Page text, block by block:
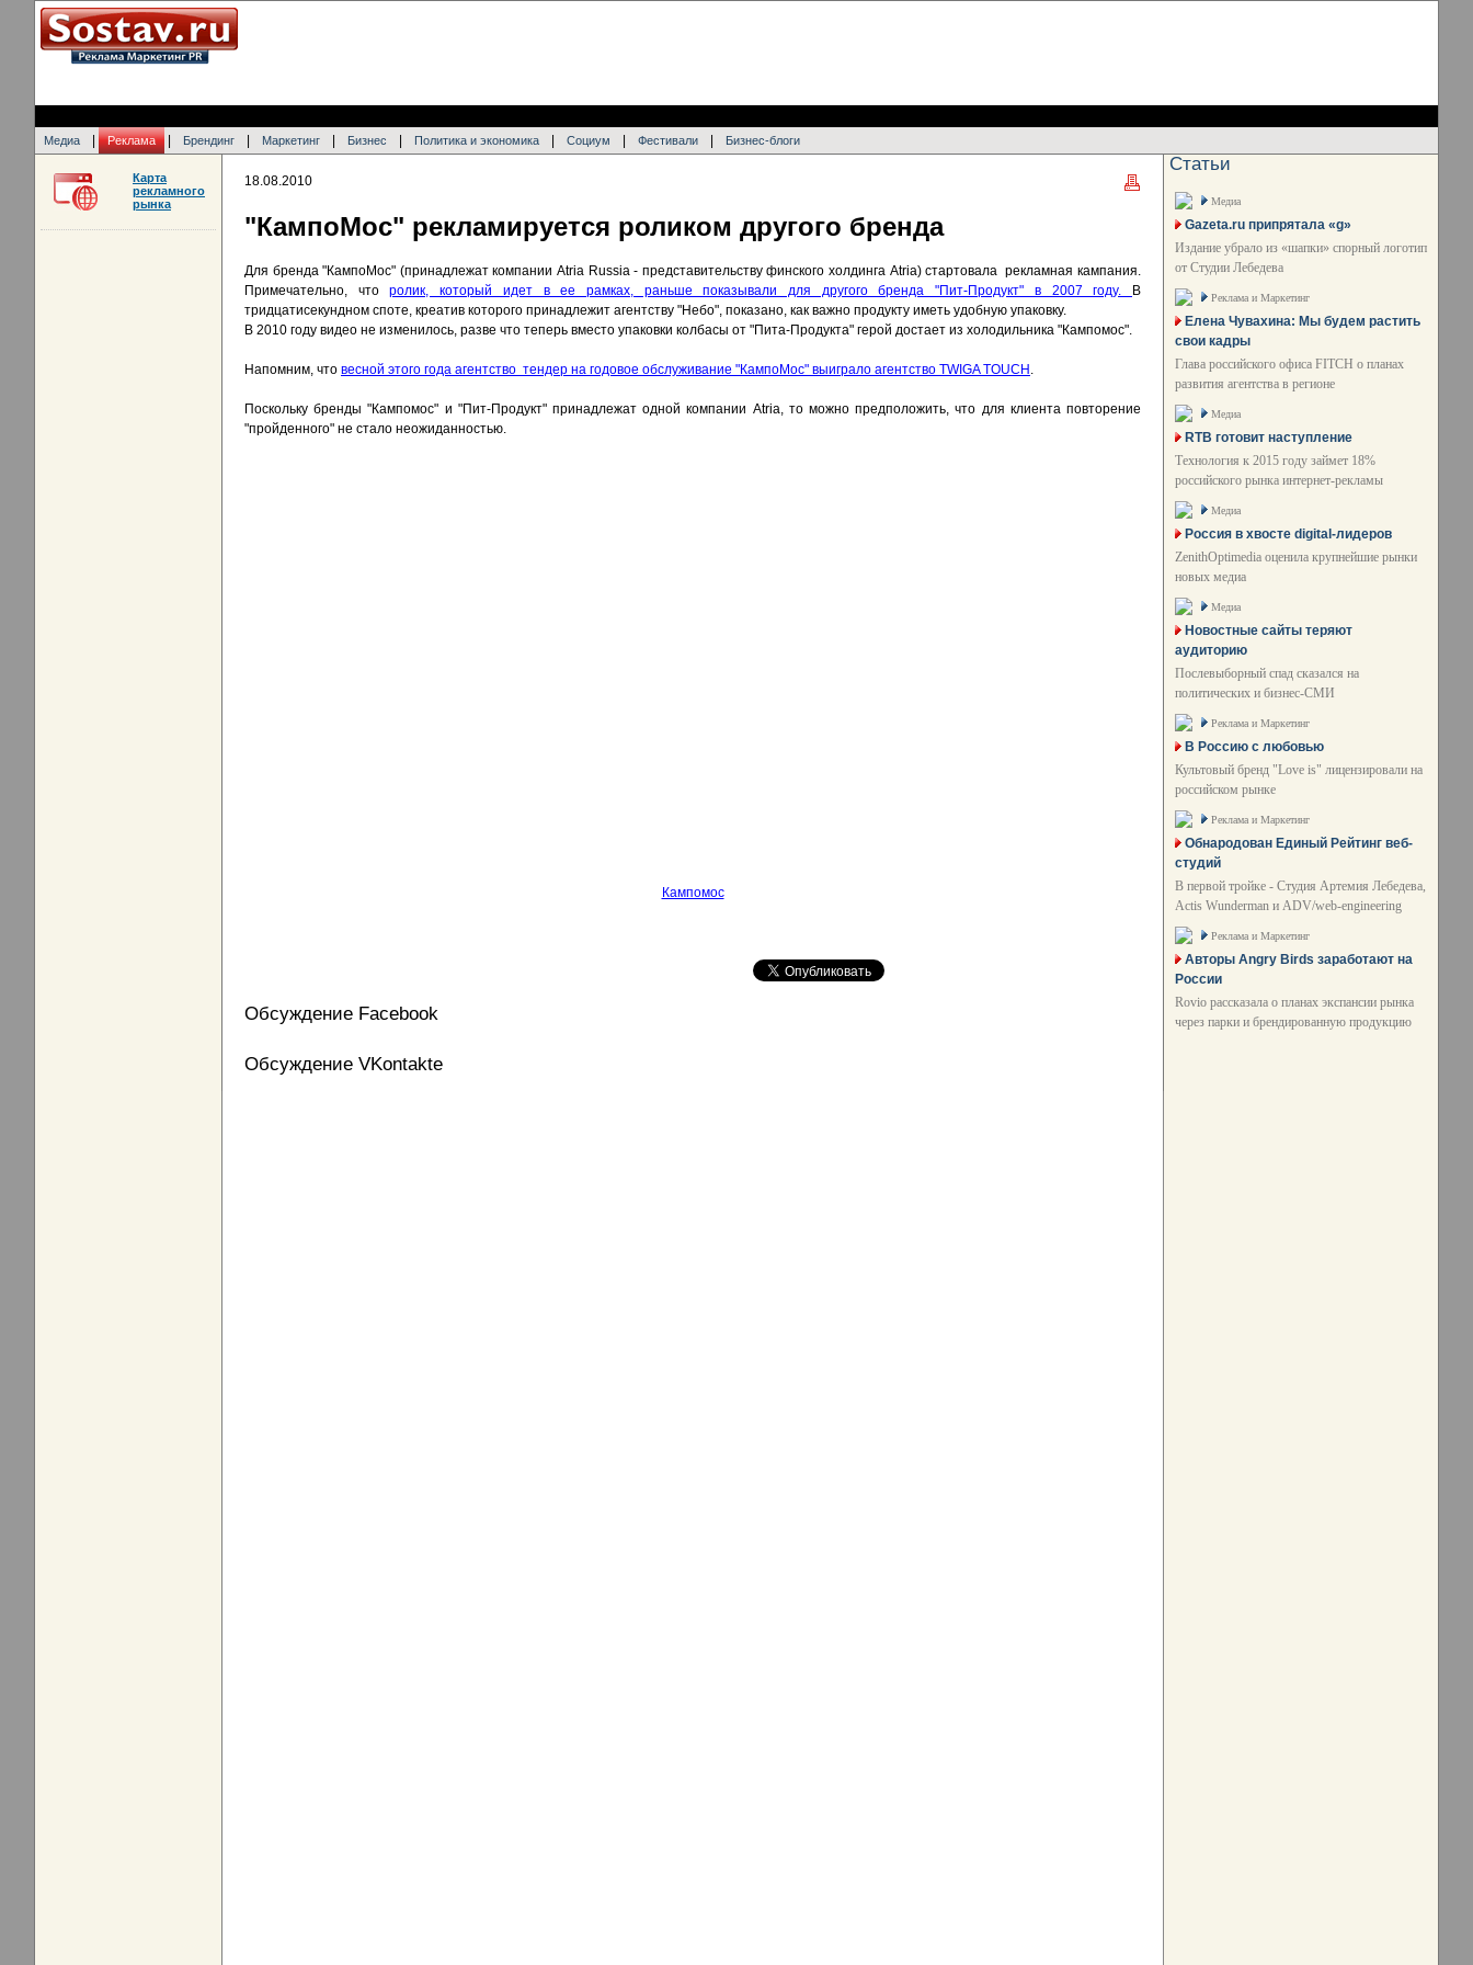
Медиа Реклама Брендинг Маркетинг Бизнес Политика и экономика Социум Фестивали Бизнес-блоги
18.08.2010
"КампоМос" рекламируется роликом другого бренда
Для бренда "КампоМос" (принадлежат компании Atria Russia - представительству финского холдинга Atria) стартовала рекламная кампания.
Примечательно, чторолик, который идет в ее рамках, раньше показывали для другого бренда "Пит-Продукт" в 2007 году.
В
тридцатисекундном споте, креатив которого принадлежит агентству "Небо", показано, как важно продукту иметь удобную упаковку.
В 2010 году видео не изменилось, разве что теперь вместо упаковки колбасы от "Пита-Продукта" герой достает из холодильника "Кампомос".
Напомним, что весной этого года агентство тендер на годовое обслуживание "КампоМос" выиграло агентство TWIGA TOUCH .
Поскольку бренды "Кампомос" и "Пит-Продукт" принадлежат одной компании Atria, то можно предположить, что для клиента повторение
"пройденного" не стало неожиданностью.
Кампомос
Обсуждение Facebook
Обсуждение VKontakte
Карта
рекламного
рынка
Статьи
Медиа
Gazeta.ru припрятала «g»
Издание убрало из «шапки» спорный логотип
от Студии Лебедева
Реклама и Маркетинг
Елена Чувахина: Мы будем растить
свои кадры
Глава российского офиса FITCH о планах
развития агентства в регионе
Медиа
RTB готовит наступление
Технология к 2015 году займет 18%
российского рынка интернет-рекламы
Медиа
Россия в хвосте digital-лидеров
ZenithOptimedia оценила крупнейшие рынки
новых медиа
Медиа
Новостные сайты теряют
аудиторию
Послевыборный спад сказался на
политических и бизнес-СМИ
Реклама и Маркетинг
В Россию с любовью
Культовый бренд "Love is" лицензировали на
российском рынке
Реклама и Маркетинг
Обнародован Единый Рейтинг веб-
студий
В первой тройке - Студия Артемия Лебедева,
Actis Wunderman и ADV/web-engineering
Реклама и Маркетинг
Авторы Angry Birds заработают на
России
Rovio рассказала о планах экспансии рынка
через парки и брендированную продукцию